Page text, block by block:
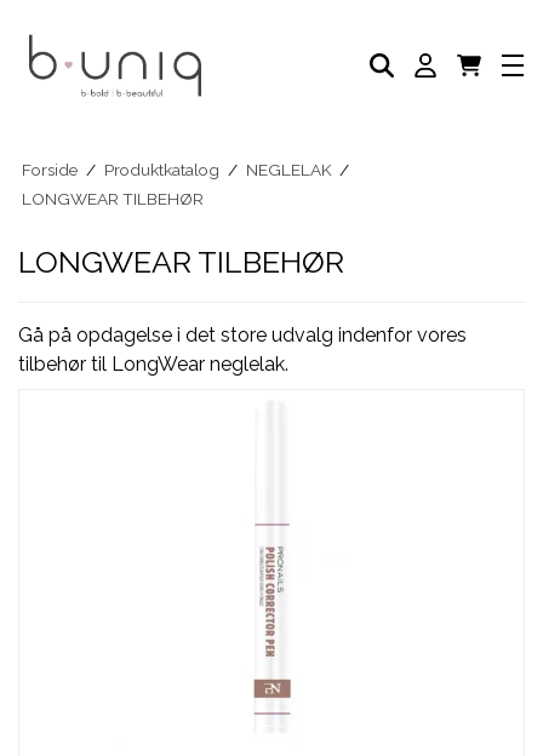
PLEJE PRODUKTER
AKADEMI
PROFESSIONELLE PRODUKTER
BLOG
Forside / Produktkatalog / NEGLELAK /
LONGWEAR TILBEHØR
LONGWEAR TILBEHØR
Gå på opdagelse i det store udvalg indenfor vores
tilbehør til LongWear neglelak.